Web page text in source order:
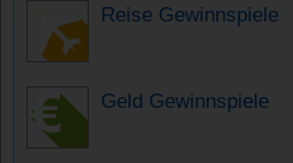
Reise Gewinnspiele
Geld Gewinnspiele